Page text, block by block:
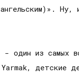
из самых
Yarmak,